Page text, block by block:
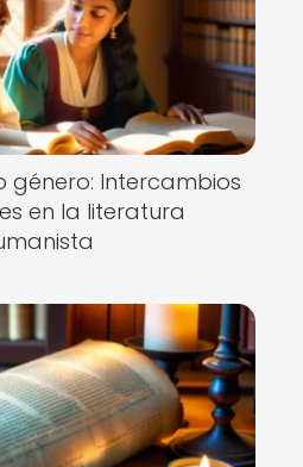
género: Intercambios
en la literatura